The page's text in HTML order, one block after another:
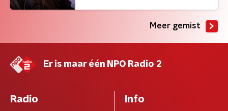
Meer gemist
Er is maar één NPO Radio 2
Radio Info